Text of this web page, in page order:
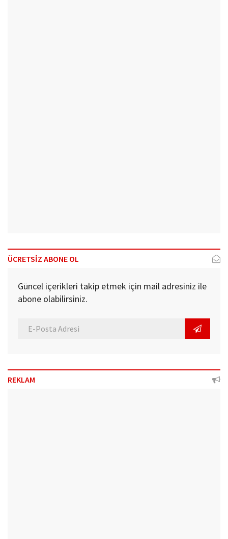
ÜCRETSİZ ABONE OL
Güncel içerikleri takip etmek için mail adresiniz ile
abone olabilirsiniz.
REKLAM